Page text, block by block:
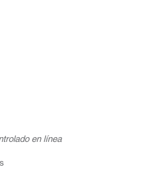
en línea